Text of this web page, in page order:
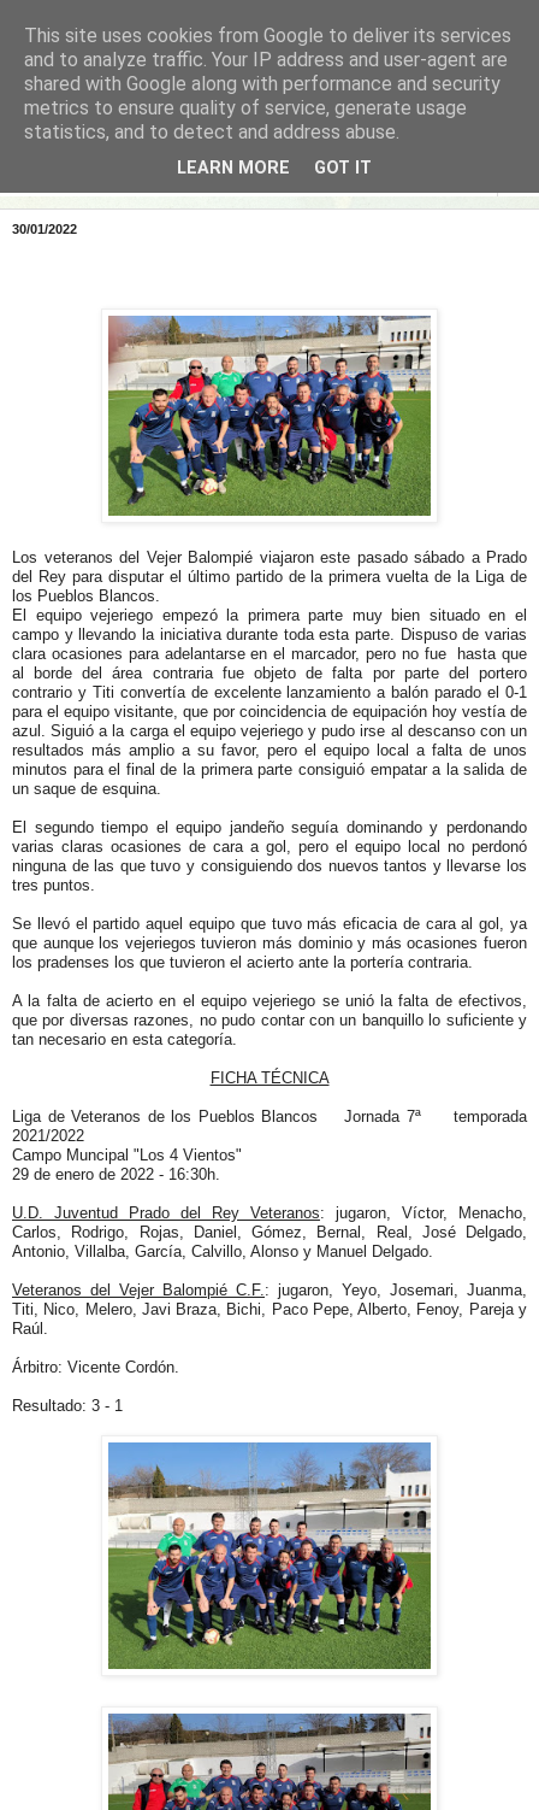
30/01/2022
Los veteranos del Vejer Balompié viajaron este pasado sábado a Prado
del Rey para disputar el último partido de la primera vuelta de la Liga de
los Pueblos Blancos.
El equipo vejeriego empezó la primera parte muy bien situado en el
campo y llevando la iniciativa durante toda esta parte. Dispuso de varias
clara ocasiones para adelantarse en el marcador, pero no fue hasta que
al borde del área contraria fue objeto de falta por parte del portero
contrario y Titi convertía de excelente lanzamiento a balón parado el 0-1
para el equipo visitante, que por coincidencia de equipación hoy vestía de
azul. Siguió a la carga el equipo vejeriego y pudo irse al descanso con un
resultados más amplio a su favor, pero el equipo local a falta de unos
minutos para el final de la primera parte consiguió empatar a la salida de
un saque de esquina.
El segundo tiempo el equipo jandeño seguía dominando y perdonando
varias claras ocasiones de cara a gol, pero el equipo local no perdonó
ninguna de las que tuvo y consiguiendo dos nuevos tantos y llevarse los
tres puntos.
Se llevó el partido aquel equipo que tuvo más eficacia de cara al gol, ya
que aunque los vejeriegos tuvieron más dominio y más ocasiones fueron
los pradenses los que tuvieron el acierto ante la portería contraria.
A la falta de acierto en el equipo vejeriego se unió la falta de efectivos,
que por diversas razones, no pudo contar con un banquillo lo suficiente y
tan necesario en esta categoría.
FICHA TÉCNICA
Liga de Veteranos de los Pueblos Blancos Jornada 7ª
temporada
2021/2022
Campo Muncipal "Los 4 Vientos"
29 de enero de 2022 - 16:30h.
U.D. Juventud Prado del Rey Veteranos: jugaron, Víctor, Menacho,
Carlos, Rodrigo, Rojas, Daniel, Gómez, Bernal, Real, José Delgado,
Antonio, Villalba, García, Calvillo, Alonso y Manuel Delgado.
Veteranos del Vejer Balompié C.F. : jugaron, Yeyo, Josemari, Juanma,
Titi, Nico, Melero, Javi Braza, Bichi, Paco Pepe, Alberto, Fenoy, Pareja y
Raúl.
Árbitro: Vicente Cordón.
Resultado: 3 - 1
This site uses cookies from Google to deliver its services
and to analyze traffic. Your IP address and user-agent are
shared with Google along with performance and security
metrics to ensure quality of service, generate usage
statistics, and to detect and address abuse.
LEARN MORE GOT IT